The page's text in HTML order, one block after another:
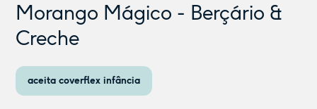
Morango Mágico - Berçário &
Creche
aceita coverflex infância